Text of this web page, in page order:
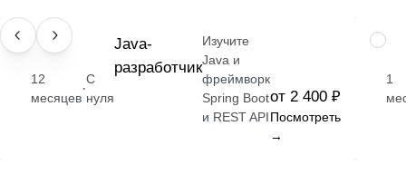
ПРОФЕССИЯ
12
месяцев
·
С
нуля
Java-
разработчик
Изучите
Java и
фреймворк
Spring Boot
и REST API
от 2 400 ₽
Посмотреть
→
1